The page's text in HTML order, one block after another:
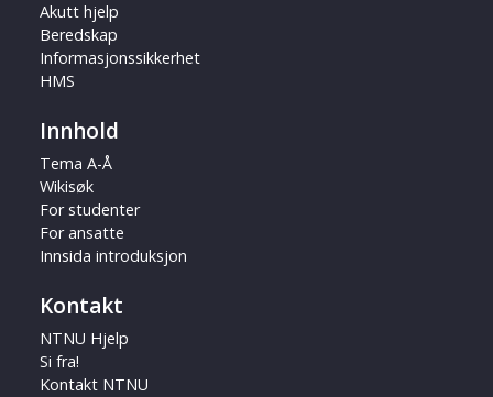
Akutt hjelp
Beredskap
Informasjonssikkerhet
HMS
Innhold
Tema A-Å
Wikisøk
For studenter
For ansatte
Innsida introduksjon
Kontakt
NTNU Hjelp
Si fra!
Kontakt NTNU